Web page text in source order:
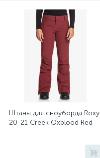
Штаны для сноуборда Roxy
20-21 Creek Oxblood Red